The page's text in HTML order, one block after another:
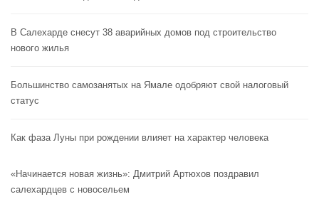
В Салехарде снесут 38 аварийных домов под строительство
нового жилья
Большинство самозанятых на Ямале одобряют свой налоговый
статус
Как фаза Луны при рождении влияет на характер человека
«Начинается новая жизнь»: Дмитрий Артюхов поздравил
салехардцев с новосельем